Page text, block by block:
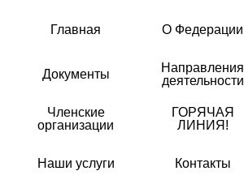
Главная О Федерации
Документы
Направления
деятельности
Членские
организации
ГОРЯЧАЯ
ЛИНИЯ!
Наши услуги Контакты